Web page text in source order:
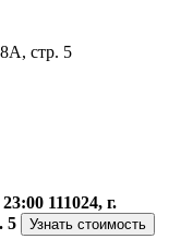
стр. 5
111024, г.
5
Узнать стоимость